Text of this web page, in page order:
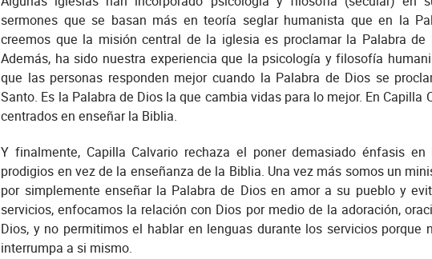
sermones que se basan más en teoría seglar humanista que en la
creemos que la misión central de la iglesia es proclamar la Palabra
Además, ha sido nuestra experiencia que la psicología y filosofía
que las personas responden mejor cuando la Palabra de Dios se
Santo. Es la Palabra de Dios la que cambia vidas para lo mejor. En
centrados en enseñar la Biblia.
Y finalmente, Capilla Calvario rechaza el poner demasiado énfasis
prodigios en vez de la enseñanza de la Biblia. Una vez más somos un
por simplemente enseñar la Palabra de Dios en amor a su pueblo y
servicios, enfocamos la relación con Dios por medio de la adoración,
Dios, y no permitimos el hablar en lenguas durante los servicios porque
interrumpa a si mismo.